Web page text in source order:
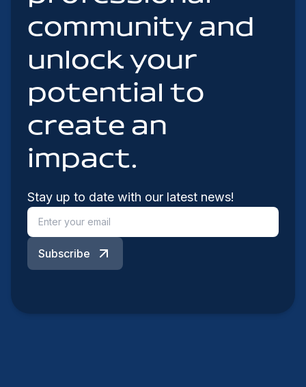
community and
unlock your
potential to
create an
impact.
Stay up to date with our latest news!
Subscribe